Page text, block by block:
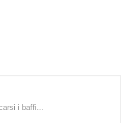
i baffi...